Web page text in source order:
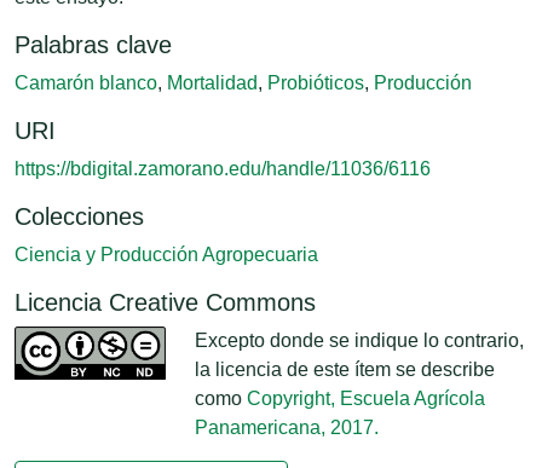
Palabras clave
Camarón blanco, Mortalidad, Probióticos, Producción
URI
https://bdigital.zamorano.edu/handle/11036/6116
Colecciones
Ciencia y Producción Agropecuaria
Licencia Creative Commons
Excepto donde se indique lo contrario,
la licencia de este ítem se describe
como Copyright, Escuela Agrícola
Panamericana, 2017.